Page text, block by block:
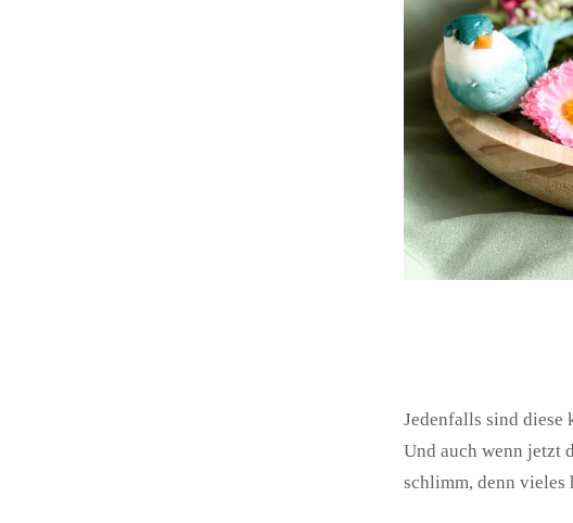
Jedenfalls sind diese
Und auch wenn jetzt
schlimm, denn vieles